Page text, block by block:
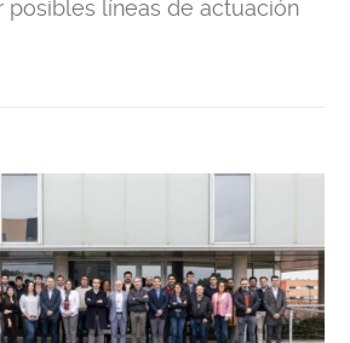
posibles líneas de actuación